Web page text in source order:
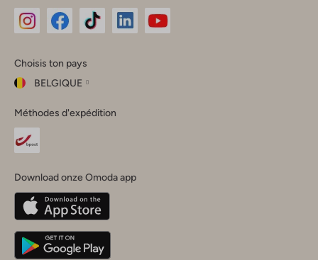
Instagram
Facebook
TikTok
Choisis ton pays
BELGIQUE
ton
pays
Fermer
Belgique(Français)
Deutschland
Méthodes d'expédition
Download onze Omoda app